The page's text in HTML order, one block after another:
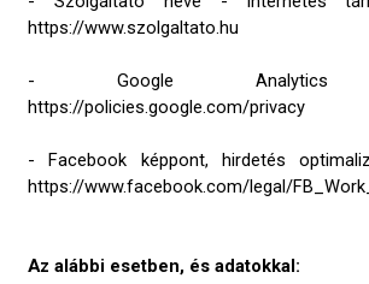
https://www.szolgaltato.hu
- Google Analytics
https://policies.google.com/privacy
- Facebook képpont, hirdetés
https://www.facebook.com/legal/
Az alábbi esetben, és adatokkal: